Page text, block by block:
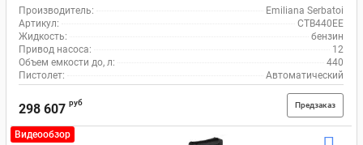
Производитель:
Emiliana Serbatoi
Артикул:
CTB440EE
Жидкость:
бензин
Привод насоса:
12
Объем емкости до, л:
440
Пистолет:
Автоматический
298 607 руб Предзаказ
Видеообзор